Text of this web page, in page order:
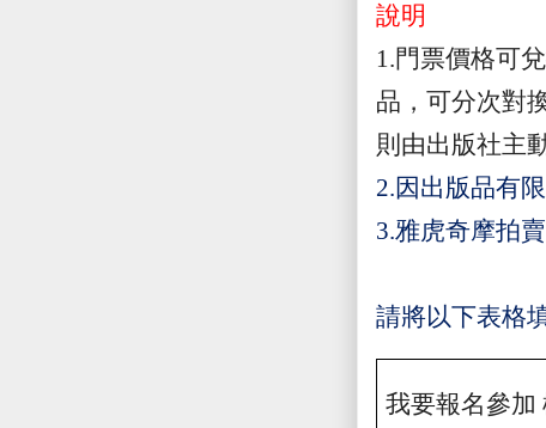
說明
1.門票價格可
品，可分次對
則由出版社主
2.因出版品有限
3.雅虎奇摩拍
請將以下表格
我要報名參加